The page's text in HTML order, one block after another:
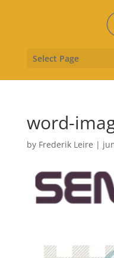
Select Page
word-
by Frederik Leire |